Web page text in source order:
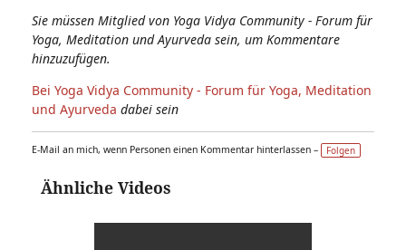
Sie müssen Mitglied von Yoga Vidya Community - Forum für
Yoga, Meditation und Ayurveda sein, um Kommentare
hinzuzufügen.
Bei Yoga Vidya Community - Forum für Yoga, Meditation
und Ayurveda dabei sein
E-Mail an mich, wenn Personen einen Kommentar hinterlassen – Folgen
Ähnliche Videos